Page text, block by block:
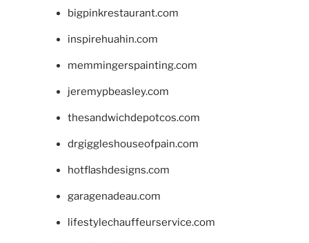
bigpinkrestaurant.com
inspirehuahin.com
memmingerspainting.com
jeremypbeasley.com
thesandwichdepotcos.com
drgiggleshouseofpain.com
hotflashdesigns.com
garagenadeau.com
lifestylechauffeurservice.com